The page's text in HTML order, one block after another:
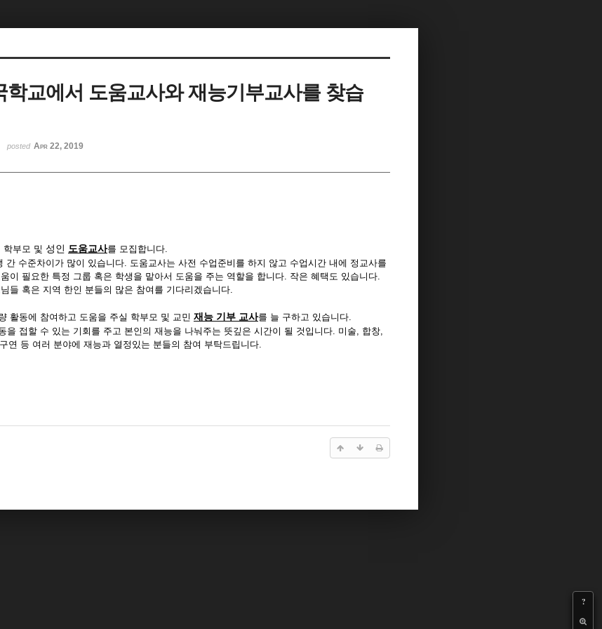
학교에서 도움교사와 재능기부교사를 찾습
posted Apr 22, 2019
?
학부모 및 성인 도움교사를 모집합니다.
간 수준차이가 많이 있습니다. 도움교사는 사전 수업준비를 하지 않고 수업시간 내에 정교사를
이 필요한 특정 그룹 혹은 학생을 맡아서 도움을 주는 역할을 합니다. 작은 혜택도 있습니다.
들 혹은 지역 한인 분들의 많은 참여를 기다리겠습니다.
활동에 참여하고 도움을 주실 학부모 및 교민 재능 기부 교사를 늘 구하고 있습니다.
을 접할 수 있는 기회를 주고 본인의 재능을 나눠주는 뜻깊은 시간이 될 것입니다. 미술, 합창,
연 등 여러 분야에 재능과 열정있는 분들의 참여 부탁드립니다.